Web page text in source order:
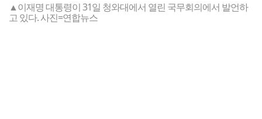
▲이재명 대통령이 31일 청와대에서 열린 국무회의에서 발언하
고 있다. 사진=연합뉴스